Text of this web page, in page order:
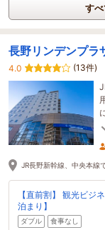
すべ
長野リンデンプラ
4.0
(13件)
JR長野新幹線、中央本線
【直前割】 観光ビジ
泊まり】
ダブル 食事なし